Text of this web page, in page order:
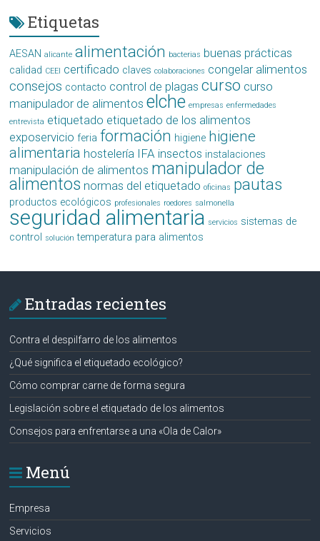
Etiquetas
AESAN alicante alimentación bacterias buenas prácticas
calidad CEEI certificado claves colaboraciones congelar alimentos
consejos contacto control de plagas curso curso
manipulador de alimentos elche empresas enfermedades
entrevista etiquetado etiquetado de los alimentos
exposervicio feria formación higiene higiene
alimentaria hostelería IFA insectos instalaciones
manipulación de alimentos manipulador de
alimentos normas del etiquetado oficinas pautas
productos ecológicos profesionales roedores salmonella
seguridad alimentaria servicios sistemas de
control solución temperatura para alimentos
Entradas recientes
Contra el despilfarro de los alimentos
¿Qué significa el etiquetado ecológico?
Cómo comprar carne de forma segura
Legislación sobre el etiquetado de los alimentos
Consejos para enfrentarse a una «Ola de Calor»
Menú
Empresa
Servicios